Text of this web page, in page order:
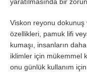
Viskon reyonu
özellikleri, pamuk lifi
kumaşı, insanların
iklimler için mükemmel
onu günlük kullanım